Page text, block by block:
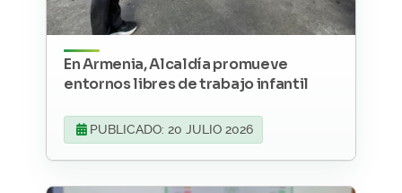
En Armenia, Alcaldía promueve
entornos libres de trabajo infantil
PUBLICADO: 20 JULIO 2026